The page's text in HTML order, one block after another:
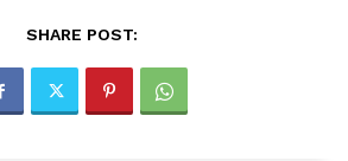
SHARE POST: